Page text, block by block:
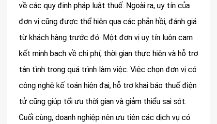
về các quy định pháp luật thuế. Ngoài ra, uy tín của
đơn vị cũng được thể hiện qua các phản hồi, đánh giá
từ khách hàng trước đó. Một đơn vị uy tín luôn cam
kết minh bạch về chi phí, thời gian thực hiện và hỗ trợ
tận tình trong quá trình làm việc. Việc chọn đơn vị có
công nghệ kế toán hiện đại, hỗ trợ khai báo thuế điện
tử cũng giúp tối ưu thời gian và giảm thiểu sai sót.
Cuối cùng, doanh nghiệp nên ưu tiên các dịch vụ có